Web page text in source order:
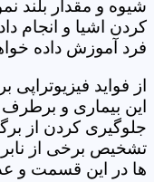
شیوه و مقدار بلند
کردن اشیا و انجام
فرد آموزش داده
از فواید
این بیماری و
جلوگیری کردن از
تشخیص برخی از
ها در این قسمت و